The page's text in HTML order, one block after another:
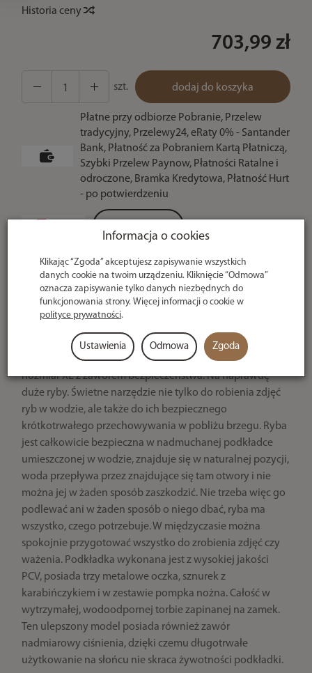
Historia ceny
703,99 zł
szt. dodaj do koszyka
Płatne przy odbiorze Pobranie, Przelew
tradycyjny, Przelewy24, eRaty 0% - Santander
Bank, Płatność za Pobraniem Kartą Płatniczą,
Szybki Przelew Paynow, Płatności Ratalne i
odroczone, Bramka Kredytowa, Płatność Hurt
- po potwierdzeniu
U ciebie
nawet w 24h
130x65x36cm
Rozmiar XL z zaworem bezpieczeństwa. Na naprawdę
duże ryby. Świetne narzędzie nie tylko do robienia zdjęć
ryb w wodzie, ale także do ich bezpiecznego
krótkotrwałego przechowywania w pobliżu brzegu. Ryba
jest całkowicie bezpieczna w nadmuchanej podkładce
umieszczonej w wodzie, znajduje się w naturalnej pozycji,
woda przepływa przez znajdujące się tam otwory i nie
można jej w żaden sposób zaszkodzić. Nie trzeba więc go
podlewać ani w żaden sposób o niego dbać, ryba ma
wszystko, czego potrzebuje. W międzyczasie można
spokojnie przygotować wszystko do zrobienia zdjęć czy
ważenia. Podkładka wykonana jest z wysokiej jakości
PCV, posiada trzy metalowe oczka, sznurek z
karabińczykiem i w zestawie pompka nożna. Całość w
wytrzymałej, wodoodpornej torbie zapinanej na zamek.
Ten ulepszony model posiada również zawór
nadmiarowy ciśnienia, dzięki czemu długotrwałe
użytkowanie na słońcu nie skraca żywotności podkładki.
Informacja o cookies
Klikając “Zgoda” akceptujesz zapisywanie wszystkich
danych cookie na twoim urządzeniu. Kliknięcie “Odmowa”
oznacza zapisywanie tylko danych niezbędnych do
funkcjonowania strony. Więcej informacji o cookie w
polityce prywatności.
Ustawienia Odmowa Zgoda